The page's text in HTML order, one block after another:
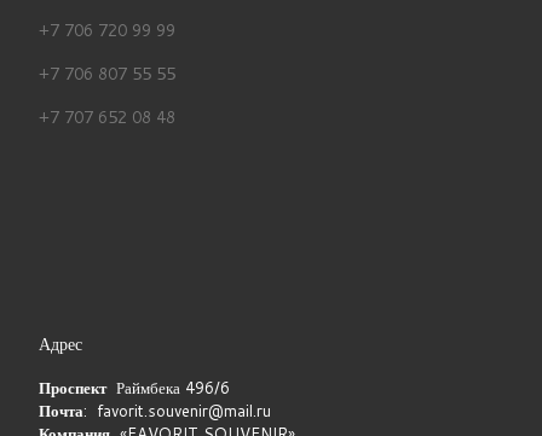
+7 706 720 99 99
+7 706 807 55 55
+7 707 652 08 48
Адрес
ПроспектРаймбека 496/6
Почта: favorit.souvenir@mail.ru